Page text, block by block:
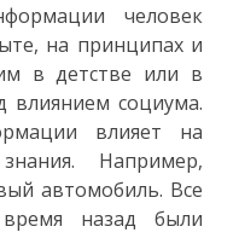
человек
на принципах и
в детстве или в
влиянием социума.
влияет на
Например,
автомобиль. Все
назад были